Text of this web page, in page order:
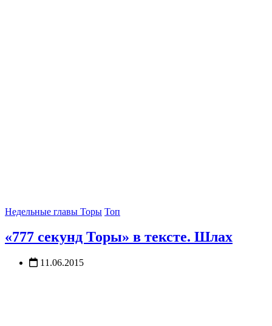
Недельные главы Торы Топ
«777 секунд Торы» в тексте. Шлах
11.06.2015